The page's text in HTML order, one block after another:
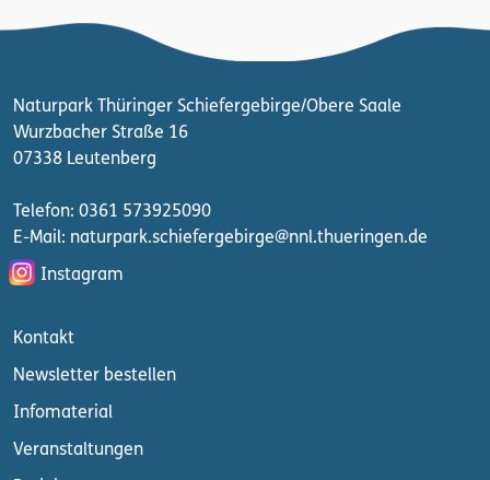
Naturpark Thüringer Schiefergebirge/Obere Saale
Wurzbacher Straße 16
07338 Leutenberg
Telefon: 0361 573925090
E-Mail: naturpark.schiefergebirge@nnl.thueringen.de
Instagram
Kontakt
Newsletter bestellen
Infomaterial
Veranstaltungen